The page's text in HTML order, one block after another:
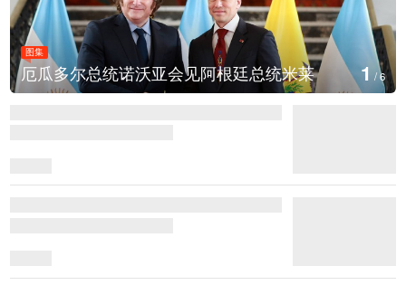
图集
厄瓜多尔总统诺沃亚会见阿根廷总统米莱 1/6